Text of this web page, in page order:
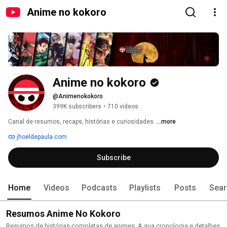
Anime no kokoro
Anime no kokoro
@Animenokokoro
399K subscribers • 710 videos
Canal de resumos, recaps, histórias e curiosidades. ...more
jhoeldepaula.com
Subscribe
Home Videos Podcasts Playlists Posts
Resumos Anime No Kokoro